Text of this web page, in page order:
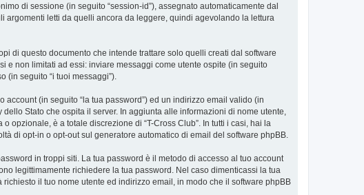
di sessione (in seguito “session-id”), assegnato automaticamente dal
argomenti letti da quelli ancora da leggere, quindi agevolando la lettura
di questo documento che intende trattare solo quelli creati dal software
e non limitati ad essi: inviare messaggi come utente ospite (in seguito
(in seguito “i tuoi messaggi”).
(in seguito “la tua password”) ed un indirizzo email valido (in
Stato che ospita il server. In aggiunta alle informazioni di nome utente,
opzionale, è a totale discrezione di “T-Cross Club”. In tutti i casi, hai la
di opt-in o opt-out sul generatore automatico di email del software phpBB.
in troppi siti. La tua password è il metodo di accesso al tuo account
legittimamente richiedere la tua password. Nel caso dimenticassi la tua
il tuo nome utente ed indirizzo email, in modo che il software phpBB